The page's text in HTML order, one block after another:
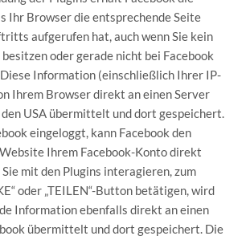
Ihr Browser die entsprechende Seite
aufgerufen hat, auch wenn Sie kein
oder gerade nicht bei Facebook
Information (einschließlich Ihrer IP-
Ihrem Browser direkt an einen Server
den USA übermittelt und dort gespeichert.
eingeloggt, kann Facebook den
Ihrem Facebook-Konto direkt
mit den Plugins interagieren, zum
oder „TEILEN“-Button betätigen, wird
Information ebenfalls direkt an einen
übermittelt und dort gespeichert. Die